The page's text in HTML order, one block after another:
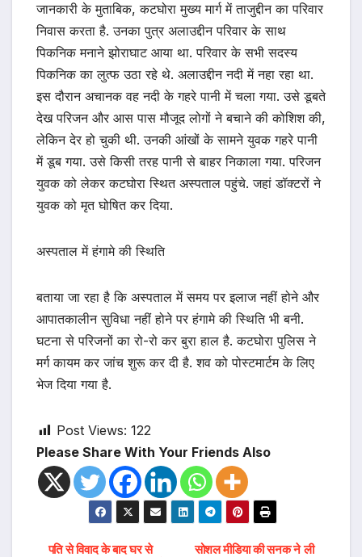
जानकारी के मुताबिक, कटघोरा मुख्य मार्ग में ताजुद्दीन का परिवार
निवास करता है. उनका पुत्र अलाउद्दीन परिवार के साथ
पिकनिक मनाने झोराघाट आया था. परिवार के सभी सदस्य
पिकनिक का लुत्फ उठा रहे थे. अलाउद्दीन नदी में नहा रहा था.
इस दौरान अचानक वह नदी के गहरे पानी में चला गया. उसे डूबते
देख परिजन और आस पास मौजूद लोगों ने बचाने की कोशिश की,
लेकिन देर हो चुकी थी. उनकी आंखों के सामने युवक गहरे पानी
में डूब गया. उसे किसी तरह पानी से बाहर निकाला गया. परिजन
युवक को लेकर कटघोरा स्थित अस्पताल पहुंचे. जहां डॉक्टरों ने
युवक को मृत घोषित कर दिया.
अस्पताल में हंगामे की स्थिति
बताया जा रहा है कि अस्पताल में समय पर इलाज नहीं होने और
आपातकालीन सुविधा नहीं होने पर हंगामे की स्थिति भी बनी.
घटना से परिजनों का रो-रो कर बुरा हाल है. कटघोरा पुलिस ने
मर्ग कायम कर जांच शुरू कर दी है. शव को पोस्टमार्टम के लिए
भेज दिया गया है.
Post Views: 122
Please Share With Your Friends Also
सोशल मीडिया की सनक ने ली
पति से विवाद के बाद घर से